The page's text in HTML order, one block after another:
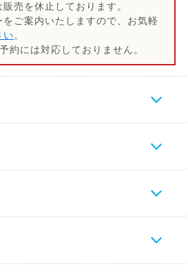
last nameの欄にご搭乗者の
ミリーネーム）をアルファベット
内容をご確認いただき流れに沿っ
の印刷
せんよう空港には時間に余裕を持っ
間45分前にチェックインカウンター
売を休止しております。
ご案内いたしますので、お気軽
い。
約には対応しておりません。